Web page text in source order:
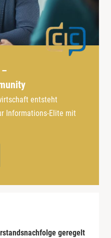
entsteht
Informations-Elite mit
geregelt